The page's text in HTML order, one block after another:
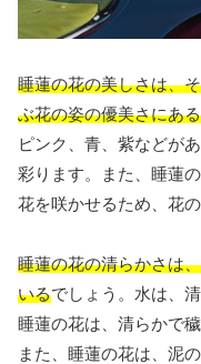
睡蓮の花の美しさは、
ぶ花の姿の優美さにある
ピンク、青、紫などが
彩ります。また、睡蓮
花を咲かせるため、花
睡蓮の花の清らかさは
いるでしょう。水は、
睡蓮の花は、清らかで
また、睡蓮の花は、泥